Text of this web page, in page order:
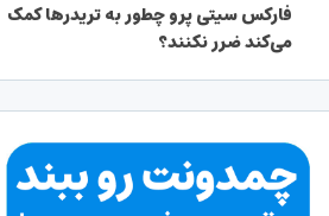
فارکس سیتی پرو چطور به تریدرها کمک
می‌کند ضرر نکنند؟